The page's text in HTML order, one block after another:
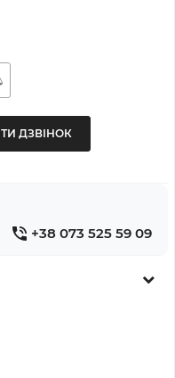
+38 073 525 59 09